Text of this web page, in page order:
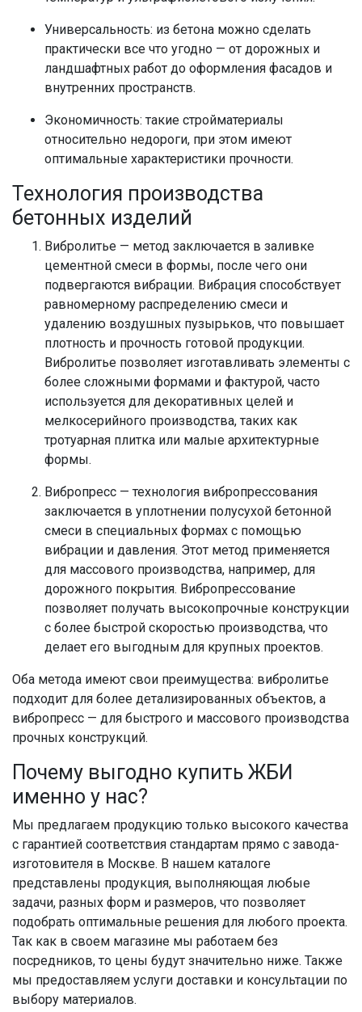
Универсальность: из бетона можно сделать
практически все что угодно — от дорожных и
ландшафтных работ до оформления фасадов и
внутренних пространств.
Экономичность: такие стройматериалы
относительно недороги, при этом имеют
оптимальные характеристики прочности.
Технология производства
бетонных изделий
Вибролитье — метод заключается в заливке
цементной смеси в формы, после чего они
подвергаются вибрации. Вибрация способствует
равномерному распределению смеси и
удалению воздушных пузырьков, что повышает
плотность и прочность готовой продукции.
Вибролитье позволяет изготавливать элементы с
более сложными формами и фактурой, часто
используется для декоративных целей и
мелкосерийного производства, таких как
тротуарная плитка или малые архитектурные
формы.
Вибропресс — технология вибропрессования
заключается в уплотнении полусухой бетонной
смеси в специальных формах с помощью
вибрации и давления. Этот метод применяется
для массового производства, например, для
дорожного покрытия. Вибропрессование
позволяет получать высокопрочные конструкции
с более быстрой скоростью производства, что
делает его выгодным для крупных проектов.
Оба метода имеют свои преимущества: вибролитье
подходит для более детализированных объектов, а
вибропресс — для быстрого и массового производства
прочных конструкций.
Почему выгодно купить ЖБИ
именно у нас?
Мы предлагаем продукцию только высокого качества
с гарантией соответствия стандартам прямо с завода-
изготовителя в Москве. В нашем каталоге
представлены продукция, выполняющая любые
задачи, разных форм и размеров, что позволяет
подобрать оптимальные решения для любого проекта.
Так как в своем магазине мы работаем без
посредников, то цены будут значительно ниже. Также
мы предоставляем услуги доставки и консультации по
выбору материалов.